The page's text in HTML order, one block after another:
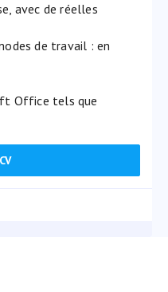
avec de réelles
de travail : en
Office tels que